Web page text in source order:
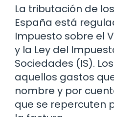
La tributación de
España está
Impuesto sobre el
y la Ley del
Sociedades (IS).
aquellos gastos
nombre y por
que se repercuten